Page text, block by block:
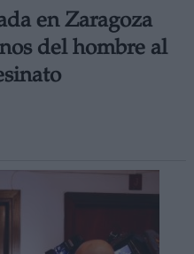
en Zaragoza
del hombre al